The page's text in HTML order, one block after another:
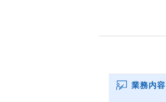
業務内容